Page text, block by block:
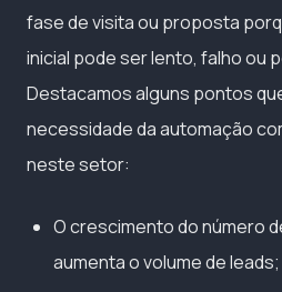
fase de visita ou proposta
inicial pode ser lento, falho ou
Destacamos alguns pontos
necessidade da automação
neste setor:
O crescimento do número
aumenta o volume de leads;